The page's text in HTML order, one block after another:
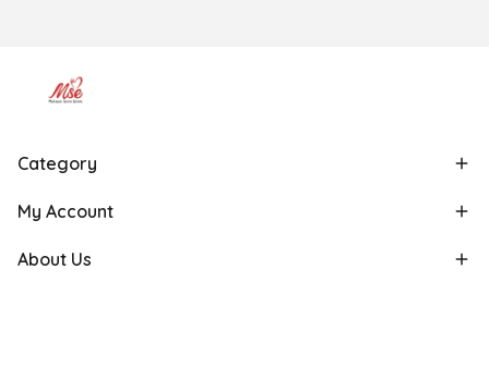
Category
My Account
About Us